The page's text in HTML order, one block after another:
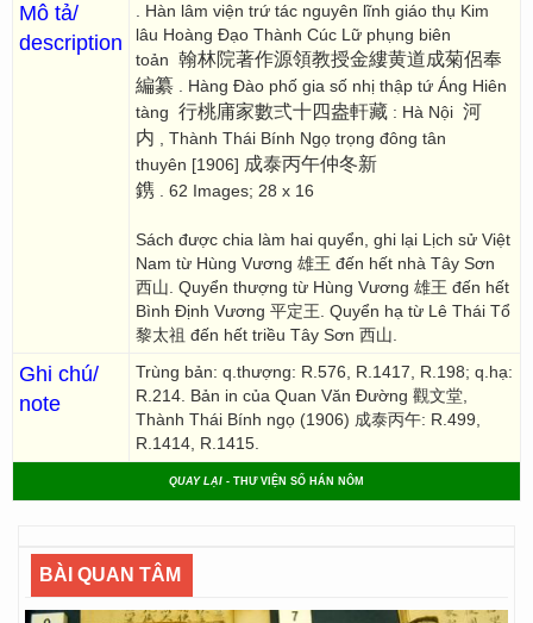
Mô tả/
description
. Hàn lâm viện trứ tác nguyên lĩnh giáo thụ Kim
lâu Hoàng Đạo Thành Cúc Lữ phụng biên
toản 翰林院著作源領教授金縷黄道成菊侶奉
編纂 . Hàng Đào phố gia số nhị thập tứ Áng Hiên
tàng 行桃庯家數弍十四盎軒藏 : Hà Nội 河
内 , Thành Thái Bính Ngọ trọng đông tân
thuyên [1906] 成泰丙午仲冬新
鎸 . 62 Images; 28 x 16
Sách được chia làm hai quyển, ghi lại Lịch sử Việt
Nam từ Hùng Vương 雄王 đến hết nhà Tây Sơn
西山. Quyển thượng từ Hùng Vương 雄王 đến hết
Bình Định Vương 平定王. Quyển hạ từ Lê Thái Tổ
黎太祖 đến hết triều Tây Sơn 西山.
Ghi chú/
note
Trùng bản: q.thượng: R.576, R.1417, R.198; q.hạ:
R.214. Bản in của Quan Văn Đường 觀文堂,
Thành Thái Bính ngọ (1906) 成泰丙午: R.499,
R.1414, R.1415.
QUAY LẠI - THƯ VIỆN SỐ HÁN NÔM
BÀI QUAN TÂM